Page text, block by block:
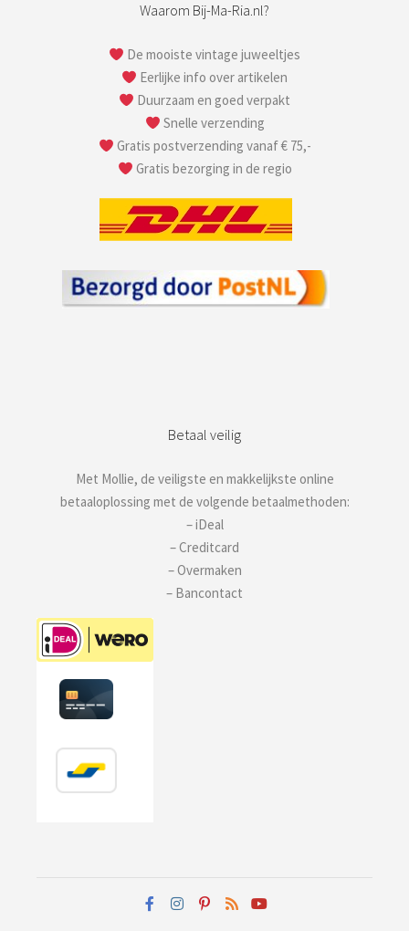
Waarom Bij-Ma-Ria.nl?
De mooiste vintage juweeltjes
Eerlijke info over artikelen
Duurzaam en goed verpakt
Snelle verzending
Gratis postverzending vanaf € 75,-
Gratis bezorging in de regio
Betaal veilig
Met Mollie, de veiligste en makkelijkste online
betaaloplossing met de volgende betaalmethoden:
– iDeal
– Creditcard
– Overmaken
– Bancontact